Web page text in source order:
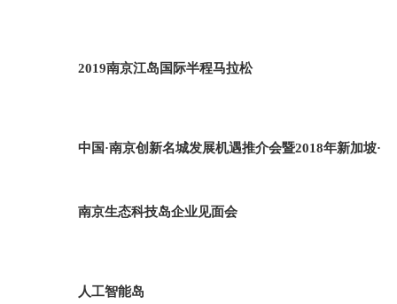
2019南京江岛国际半程马拉松
中国·南京创新名城发展机遇推介会暨2018年新加坡·
南京生态科技岛企业见面会
人工智能岛